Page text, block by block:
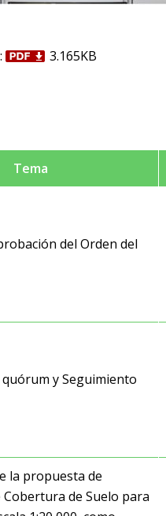
3.165KB
Tema
del Orden del
y Seguimiento
la propuesta de
de Suelo para